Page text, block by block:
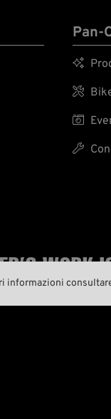
informazioni
Pan-




WORK